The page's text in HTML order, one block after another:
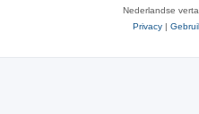
Nederlandse
Privacy |